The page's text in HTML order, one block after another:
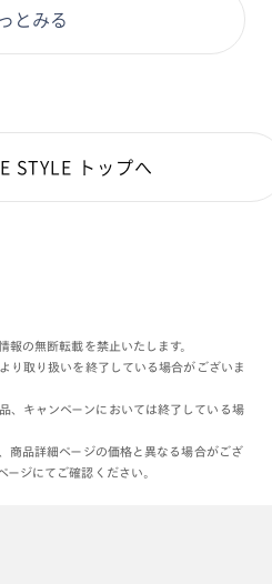
とみる
STYLE トップへ
の無断転載を禁止いたします。
り取り扱いを終了している場合がございま
、キャンペーンにおいては終了している場
商品詳細ページの価格と異なる場合がござ
ージにてご確認ください。